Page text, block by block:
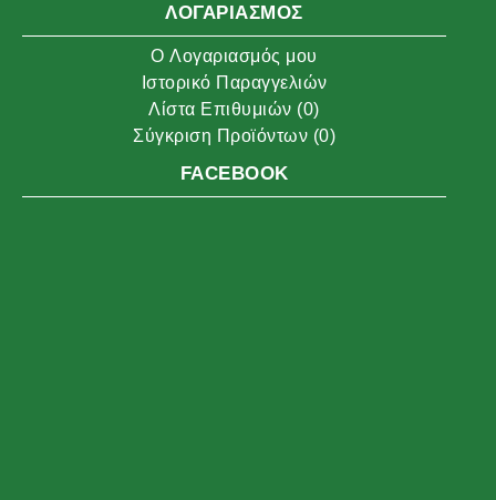
ΛΟΓΑΡΙΑΣΜΌΣ
O Λογαριασμός μου
Ιστορικό Παραγγελιών
Λίστα Επιθυμιών (0)
Σύγκριση Προϊόντων (0)
FACEBOOK